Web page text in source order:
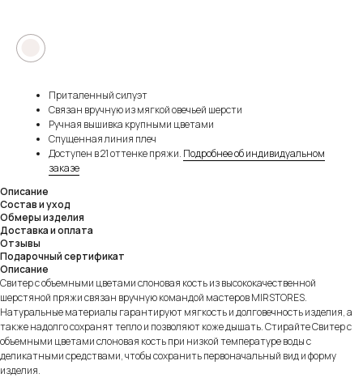
●
Приталенный силуэт
Связан вручную из мягкой овечьей шерсти
Ручная вышивка крупными цветами
Спущенная линия плеч
Доступен в 21 оттенке пряжи. Подробнее об индивидуальном
заказе
Описание
Состав и уход
Обмеры изделия
Доставка и оплата
Отзывы
Подарочный сертификат
Описание
Свитер с объемными цветами слоновая кость из высококачественной
шерстяной пряжи связан вручную командой мастеров MIRSTORES.
Натуральные материалы гарантируют мягкость и долговечность изделия, а
также надолго сохранят тепло и позволяют коже дышать. Стирайте Свитер с
объемными цветами слоновая кость при низкой температуре воды с
деликатными средствами, чтобы сохранить первоначальный вид и форму
изделия.